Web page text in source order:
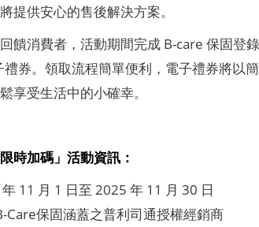
提供安心的售後解決方案。
饋消費者，活動期間完成 B-care 保固登
券。領取流程簡單便利，電子禮券將以
享受生活中的小確幸。
時加碼」活動資訊：
11 月 1 日至 2025 年 11 月 30 日
Care保固涵蓋之普利司通授權經銷商